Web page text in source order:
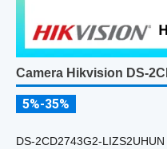
Camera Hikvision DS-
5%-35%
DS-2CD2743G2-